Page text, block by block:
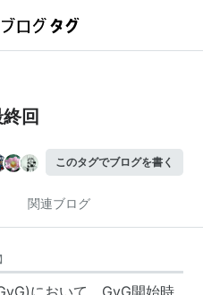
回
このタグでブログを書く
関連ブログ
】
において、GvG開始時